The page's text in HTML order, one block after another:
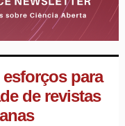
para
de revistas